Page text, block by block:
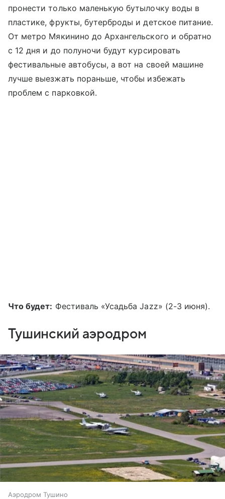
пронести только маленькую бутылочку воды в
пластике, фрукты, бутерброды и детское питание.
От метро Мякинино до Архангельского и обратно
с 12 дня и до полуночи будут курсировать
фестивальные автобусы, а вот на своей машине
лучше выезжать пораньше, чтобы избежать
проблем с парковкой.
Что будет: Фестиваль «Усадьба Jazz» (2-3 июня).
Тушинский аэродром
Аэродром Тушино